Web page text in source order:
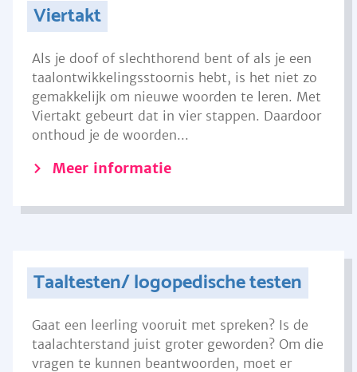
Viertakt
Als je doof of slechthorend bent of als je een
taalontwikkelingsstoornis hebt, is het niet zo
gemakkelijk om nieuwe woorden te leren. Met
Viertakt gebeurt dat in vier stappen. Daardoor
onthoud je de woorden...
Meer informatie
Taaltesten/ logopedische testen
Gaat een leerling vooruit met spreken? Is de
taalachterstand juist groter geworden? Om die
vragen te kunnen beantwoorden, moet er